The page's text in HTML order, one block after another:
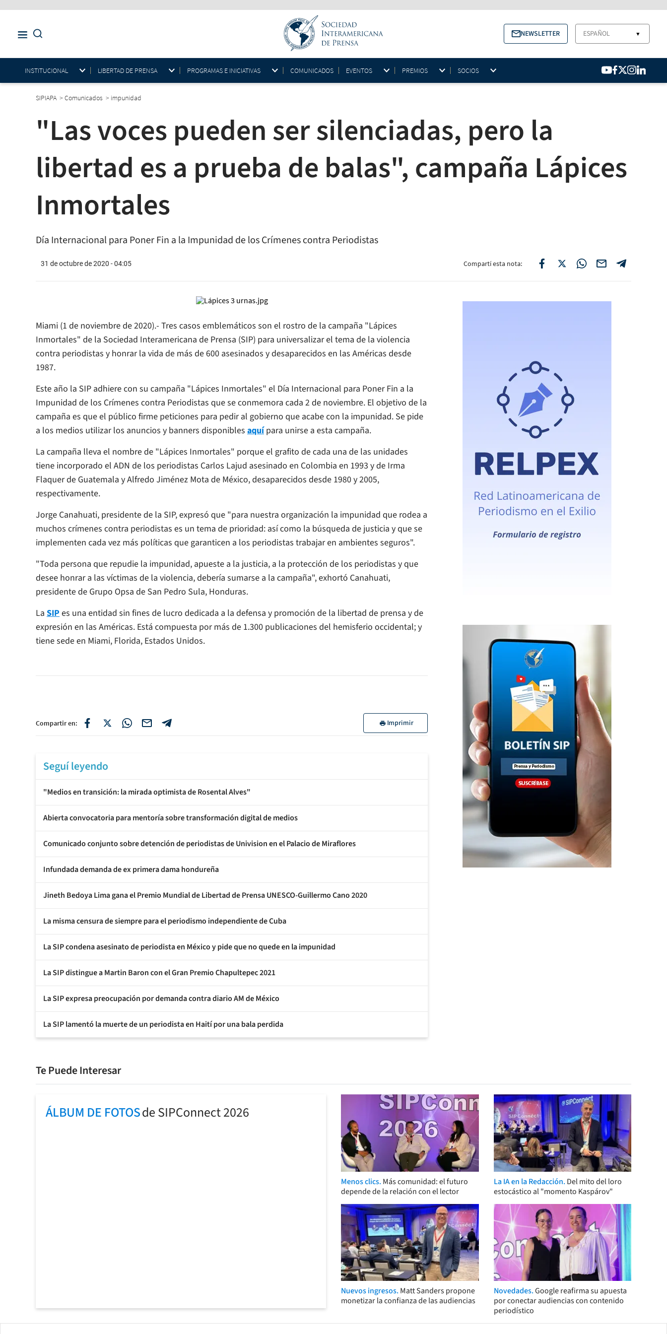
NEWSLETTER ESPAÑOL ▼
INSTITUCIONAL LIBERTAD DE PRENSA PROGRAMAS E INICIATIVAS COMUNICADOS EVENTOS PREMIOS SOCIOS
SIPIAPA >Comunicados > impunidad
"Las voces pueden ser silenciadas, pero la
libertad es a prueba de balas", campaña Lápices
Inmortales
Día Internacional para Poner Fin a la Impunidad de los Crímenes contra Periodistas
31 de octubre de 2020 - 04:05 Compartí esta nota:
Miami (1 de noviembre de 2020).- Tres casos emblemáticos son el rostro de la campaña "Lápices
Inmortales" de la Sociedad Interamericana de Prensa (SIP) para universalizar el tema de la violencia
contra periodistas y honrar la vida de más de 600 asesinados y desaparecidos en las Américas desde
1987.
Este año la SIP adhiere con su campaña "Lápices Inmortales" el Día Internacional para Poner Fin a la
Impunidad de los Crímenes contra Periodistas que se conmemora cada 2 de noviembre. El objetivo de la
campaña es que el público firme peticiones para pedir al gobierno que acabe con la impunidad. Se pide
a los medios utilizar los anuncios y banners disponibles aquípara unirse a esta campaña.
La campaña lleva el nombre de "Lápices Inmortales" porque el grafito de cada una de las unidades
tiene incorporado el ADN de los periodistas Carlos Lajud asesinado en Colombia en 1993 y de Irma
Flaquer de Guatemala y Alfredo Jiménez Mota de México, desaparecidos desde 1980 y 2005,
respectivamente.
Jorge Canahuati, presidente de la SIP, expresó que "para nuestra organización la impunidad que rodea a
muchos crímenes contra periodistas es un tema de prioridad: así como la búsqueda de justicia y que se
implementen cada vez más políticas que garanticen a los periodistas trabajar en ambientes seguros".
"Toda persona que repudie la impunidad, apueste a la justicia, a la protección de los periodistas y que
desee honrar a las víctimas de la violencia, debería sumarse a la campaña", exhortó Canahuati,
presidente de Grupo Opsa de San Pedro Sula, Honduras.
La SIPes una entidad sin fines de lucro dedicada a la defensa y promoción de la libertad de prensa y de
expresión en las Américas. Está compuesta por más de 1.300 publicaciones del hemisferio occidental; y
tiene sede en Miami, Florida, Estados Unidos.
Compartir en: Imprimir
Seguí leyendo
"Medios en transición: la mirada optimista de Rosental Alves"
Abierta convocatoria para mentoría sobre transformación digital de medios
Comunicado conjunto sobre detención de periodistas de Univision en el Palacio de Miraflores
Infundada demanda de ex primera dama hondureña
Jineth Bedoya Lima gana el Premio Mundial de Libertad de Prensa UNESCO-Guillermo Cano 2020
La misma censura de siempre para el periodismo independiente de Cuba
La SIP condena asesinato de periodista en México y pide que no quede en la impunidad
La SIP distingue a Martin Baron con el Gran Premio Chapultepec 2021
La SIP expresa preocupación por demanda contra diario AM de México
La SIP lamentó la muerte de un periodista en Haití por una bala perdida
Te Puede Interesar
ÁLBUM DE FOTOSde SIPConnect 2026
Menos clics. Más comunidad: el futuro
depende de la relación con el lector
La IA en la Redacción. Del mito del loro
estocástico al "momento Kaspárov"
Nuevos ingresos. Matt Sanders propone
monetizar la confianza de las audiencias
Novedades.Google reafirma su apuesta
por conectar audiencias con contenido
periodístico